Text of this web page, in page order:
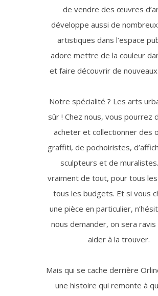
de vendre des œuvres
développe aussi de
artistiques dans l’espace
adore mettre de la couleur
et faire découvrir de
Notre spécialité ? Les arts
sûr ! Chez nous, vous pourrez
acheter et collectionner des
graffiti, de pochoiristes,
sculpteurs et de
vraiment de tout, pour tous
tous les budgets. Et si vous
une pièce en particulier,
nous demander, on sera
aider à la trouver.
Mais qui se cache derrière
une histoire qui remonte à